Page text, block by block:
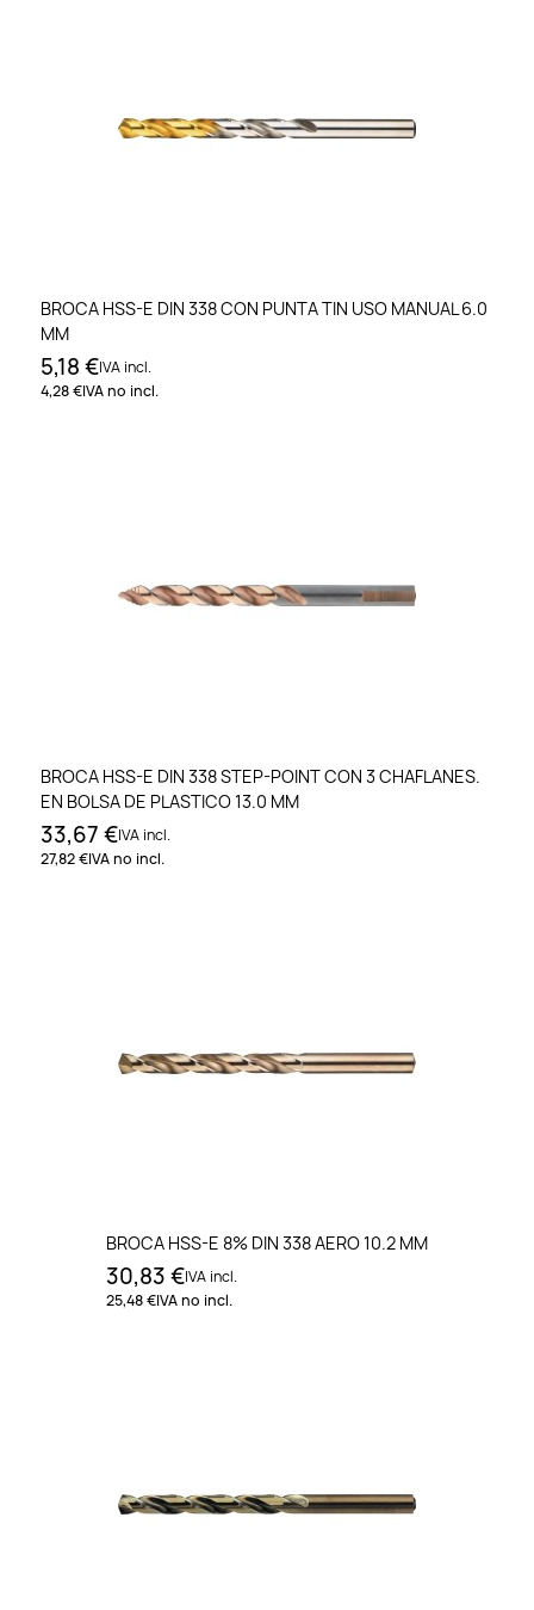
BROCA HSS-E DIN 338 CON PUNTA TIN USO MANUAL 6.0
MM
5,18 €IVA incl.
4,28 €IVA no incl.
BROCA HSS-E DIN 338 STEP-POINT CON 3 CHAFLANES.
EN BOLSA DE PLASTICO 13.0 MM
33,67 €IVA incl.
27,82 €IVA no incl.
BROCA HSS-E 8% DIN 338 AERO 10.2 MM
30,83 €IVA incl.
25,48 €IVA no incl.